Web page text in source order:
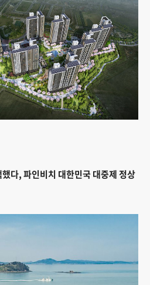
다, 파인비치 대한민국 대중제 정상